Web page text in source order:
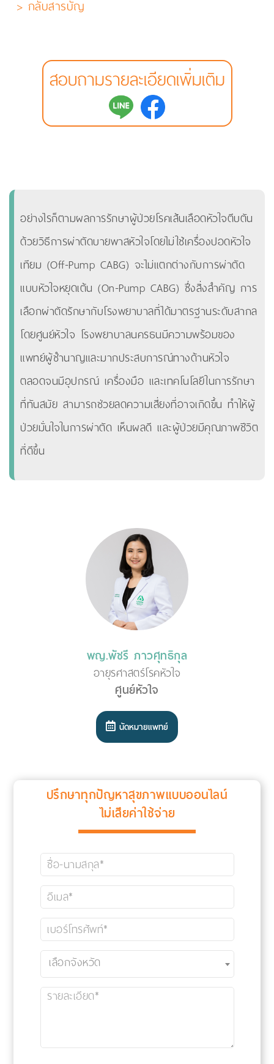
> กลับสารบัญ
สอบถามรายละเอียดเพิ่มเติม
อย่างไรก็ตามผลการรักษาผู้ป่วยโรคเส้นเลือดหัวใจตีบตัน
ด้วยวิธีการผ่าตัดบายพาสหัวใจโดยไม่ใช้เครื่องปอดหัวใจ
เทียม (Off-Pump CABG) จะไม่แตกต่างกับการผ่าตัด
แบบหัวใจหยุดเต้น (On-Pump CABG) ซึ่งสิ่งสำคัญ การ
เลือกผ่าตัดรักษากับโรงพยาบาลที่ได้มาตรฐานระดับสากล
โดยศูนย์หัวใจ โรงพยาบาลนครธนมีความพร้อมของ
แพทย์ผู้ชำนาญและมากประสบการณ์ทางด้านหัวใจ
ตลอดจนมีอุปกรณ์ เครื่องมือ และเทคโนโลยีในการรักษา
ที่ทันสมัย สามารถช่วยลดความเสี่ยงที่อาจเกิดขึ้น ทำให้ผู้
ป่วยมั่นใจในการผ่าตัด เห็นผลดี และผู้ป่วยมีคุณภาพชีวิต
ที่ดีขึ้น
พญ.พัชรี ภาวศุทธิกุล
อายุรศาสตร์โรคหัวใจ
ศูนย์หัวใจ
นัดหมายแพทย์
ปรึกษาทุกปัญหาสุขภาพแบบออนไลน์
ไม่เสียค่าใช้จ่าย